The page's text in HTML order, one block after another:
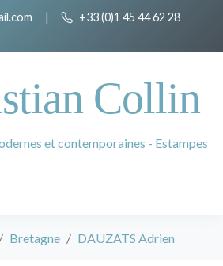
| +33 (0)1 45 44 62 28
Collin
et contemporaines - Estampes
Bretagne DAUZATS Adrien